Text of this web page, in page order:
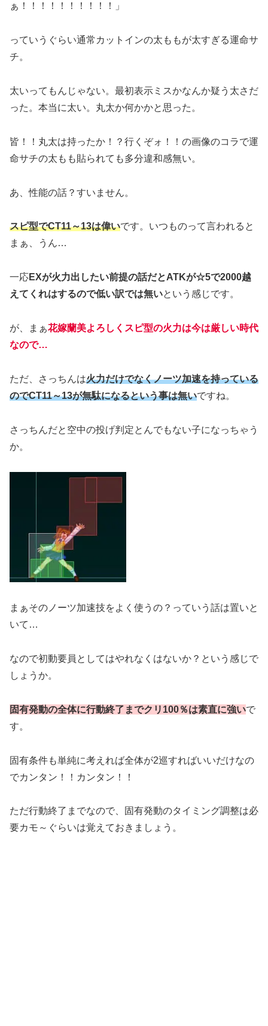
ぁ！！！！！！！！！！」
っていうぐらい通常カットインの太ももが太すぎる運命サ
チ。
太いってもんじゃない。最初表示ミスかなんか疑う太さだ
った。本当に太い。丸太か何かかと思った。
皆！！丸太は持ったか！？行くぞォ！！の画像のコラで運
命サチの太もも貼られても多分違和感無い。
あ、性能の話？すいません。
スピ型でCT11～13は偉いです。いつものって言われると
まぁ、うん…
一応EXが火力出したい前提の話だとATKが☆5で2000越
えてくれはするので低い訳では無いという感じです。
が、まぁ花嫁蘭美よろしくスピ型の火力は今は厳しい時代
なので…
ただ、さっちんは火力だけでなくノーツ加速を持っている
のでCT11～13が無駄になるという事は無いですね。
さっちんだと空中の投げ判定とんでもない子になっちゃう
か。
まぁそのノーツ加速技をよく使うの？っていう話は置いと
いて…
なので初動要員としてはやれなくはないか？という感じで
しょうか。
固有発動の全体に行動終了までクリ100％は素直に強いで
す。
固有条件も単純に考えれば全体が2巡すればいいだけなの
でカンタン！！カンタン！！
ただ行動終了までなので、固有発動のタイミング調整は必
要カモ～ぐらいは覚えておきましょう。